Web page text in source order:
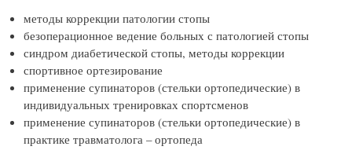
методы коррекции патологии стопы
безоперационное ведение больных с патологией стопы
синдром диабетической стопы, методы коррекции
спортивное ортезирование
применение супинаторов (стельки ортопедические) в
индивидуальных тренировках спортсменов
применение супинаторов (стельки ортопедические) в
практике травматолога – ортопеда